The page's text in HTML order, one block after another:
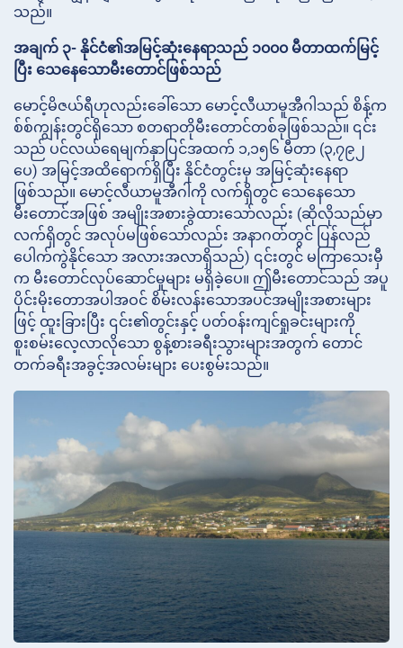
သည်။
အချက် ၃- နိုင်ငံ၏အမြင့်ဆုံးနေရာသည် ၁၀၀၀ မီတာထက်မြင့်
ပြီး သေနေသောမီးတောင်ဖြစ်သည်
မောင့်မိဇယ်ရီဟုလည်းခေါ်သော မောင့်လီယာမူအီဂါသည် စိန့်က
စ်စ်ကျွန်းတွင်ရှိသော စတရာတိုမီးတောင်တစ်ခုဖြစ်သည်။ ၎င်း
သည် ပင်လယ်ရေမျက်နှာပြင်အထက် ၁,၁၅၆ မီတာ (၃,၇၉၂
ပေ) အမြင့်အထိရောက်ရှိပြီး နိုင်ငံတွင်းမှ အမြင့်ဆုံးနေရာ
ဖြစ်သည်။ မောင့်လီယာမူအီဂါကို လက်ရှိတွင် သေနေသော
မီးတောင်အဖြစ် အမျိုးအစားခွဲထားသော်လည်း (ဆိုလိုသည်မှာ
လက်ရှိတွင် အလုပ်မဖြစ်သော်လည်း အနာဂတ်တွင် ပြန်လည်
ပေါက်ကွဲနိုင်သော အလားအလာရှိသည်) ၎င်းတွင် မကြာသေးမှီ
က မီးတောင်လုပ်ဆောင်မှုများ မရှိခဲ့ပေ။ ဤမီးတောင်သည် အပူ
ပိုင်းမိုးတောအပါအဝင် စိမ်းလန်းသောအပင်အမျိုးအစားများ
ဖြင့် ထူးခြားပြီး ၎င်း၏တွင်းနှင့် ပတ်ဝန်းကျင်ရှုခင်းများကို
စူးစမ်းလေ့လာလိုသော စွန့်စားခရီးသွားများအတွက် တောင်
တက်ခရီးအခွင့်အလမ်းများ ပေးစွမ်းသည်။